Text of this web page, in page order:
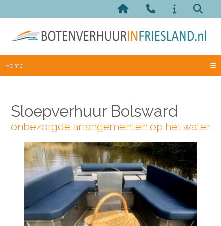
Home
Sloepverhuur Bolsward
onbezorgde arrangementen op het water